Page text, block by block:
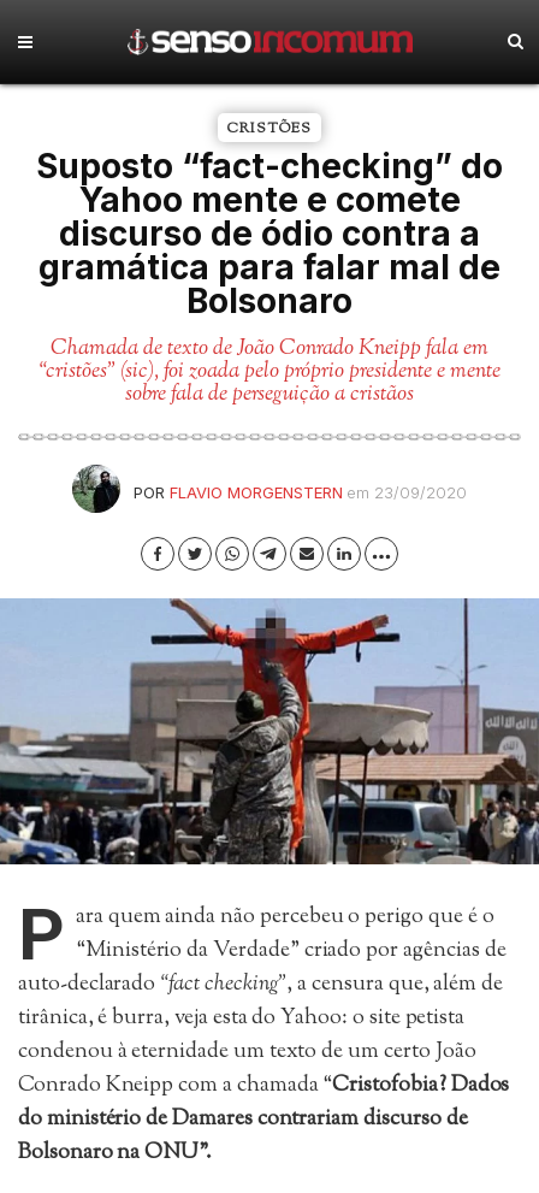
CRISTÕES
Suposto “fact-checking” do
Yahoo mente e comete
discurso de ódio contra a
gramática para falar mal de
Bolsonaro
Chamada de texto de João Conrado Kneipp fala em
“cristões” (sic), foi zoada pelo próprio presidente e mente
sobre fala de perseguição a cristãos
POR FLAVIO MORGENSTERN em 23/09/2020
P ara quem ainda não percebeu o perigo que é o
“Ministério da Verdade” criado por agências de
auto-declarado “fact checking”, a censura que, além de
tirânica, é burra, veja esta do Yahoo: o site petista
condenou à eternidade um texto de um certo João
Conrado Kneipp com a chamada “Cristofobia? Dados
do ministério de Damares contrariam discurso de
Bolsonaro na ONU”.